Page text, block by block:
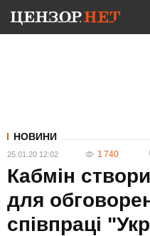
НОВИНИ
25.01.20 12:02 1 740
Кабмін
для
співпраці